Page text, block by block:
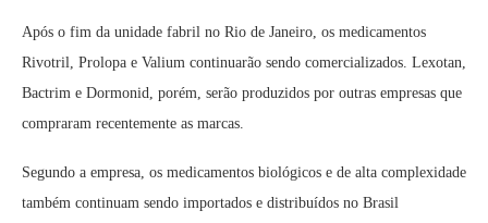
Após o fim da unidade fabril no Rio de Janeiro, os medicamentos
Rivotril, Prolopa e Valium continuarão sendo comercializados. Lexotan,
Bactrim e Dormonid, porém, serão produzidos por outras empresas que
compraram recentemente as marcas.
Segundo a empresa, os medicamentos biológicos e de alta complexidade
também continuam sendo importados e distribuídos no Brasil